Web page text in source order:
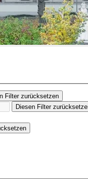
Filter zurücksetzen
Diesen Filter